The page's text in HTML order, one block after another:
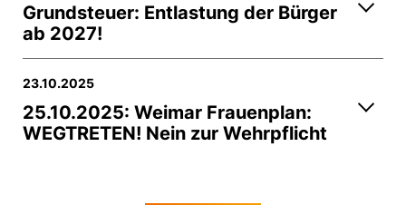
Grundsteuer: Entlastung der Bürger
ab 2027!
23.10.2025
25.10.2025: Weimar Frauenplan:
WEGTRETEN! Nein zur Wehrpflicht